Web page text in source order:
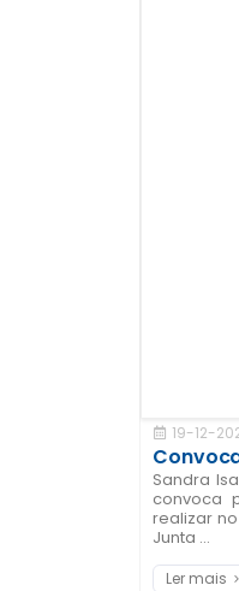
19-12-
Sandra
convoca
realizar
Junta ...
Ler mais